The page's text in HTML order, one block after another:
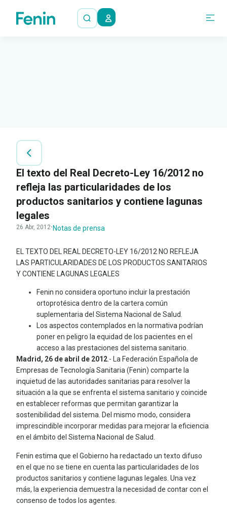
El texto del Real Decreto-Ley 16/2012 no
refleja las particularidades de los
productos sanitarios y contiene lagunas
legales
26 Abr, 2012· Notas de prensa
EL TEXTO DEL REAL DECRETO-LEY 16/2012 NO REFLEJA
LAS PARTICULARIDADES DE LOS PRODUCTOS SANITARIOS
Y CONTIENE LAGUNAS LEGALES
Fenin no considera oportuno incluir la prestación
ortoprotésica dentro de la cartera común
suplementaria del Sistema Nacional de Salud.
Los aspectos contemplados en la normativa podrían
poner en peligro la equidad de los pacientes en el
acceso a las prestaciones del sistema sanitario.
Madrid, 26 de abril de 2012.- La Federación Española de
Empresas de Tecnología Sanitaria (Fenin) comparte la
inquietud de las autoridades sanitarias para resolver la
situación a la que se enfrenta el sistema sanitario y coincide
en establecer reformas que permitan garantizar la
sostenibilidad del sistema. Del mismo modo, considera
imprescindible incorporar medidas para mejorar la eficiencia
en el ámbito del Sistema Nacional de Salud.
Fenin estima que el Gobierno ha redactado un texto difuso
en el que no se tiene en cuenta las particularidades de los
productos sanitarios y contiene lagunas legales. Una vez
más, la experiencia demuestra la necesidad de contar con el
consenso de todos los agentes.